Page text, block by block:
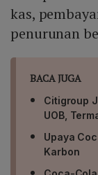
kas,
penurunan
BACA JUGA
Citigroup
UOB,
Upaya
Karbon